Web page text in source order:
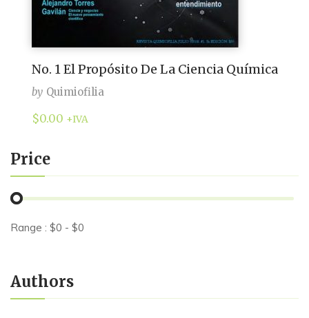
Price
Range : $0 - $0
Authors
No. 1 El Propósito De La Ciencia Química
by Quimiofilia
$0.00 +IVA